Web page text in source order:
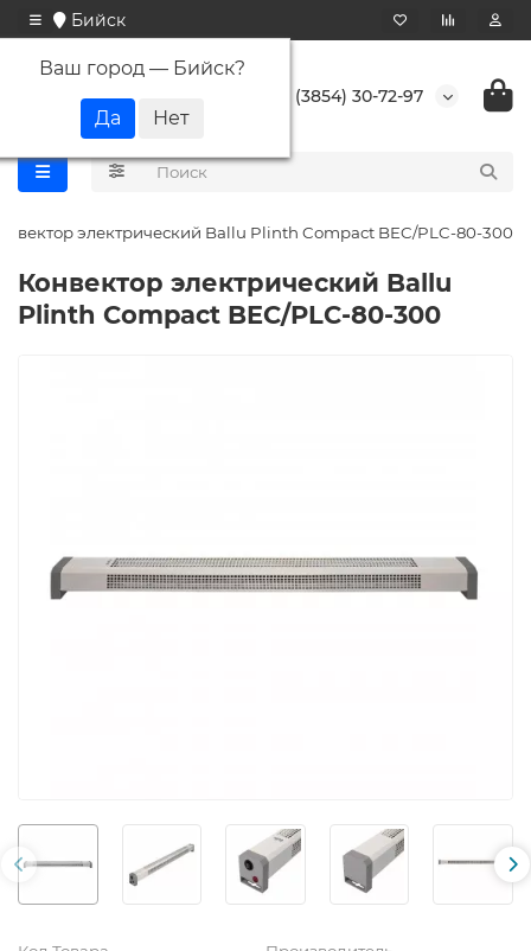
Бийск
Ваш город — Бийск?
+7 (3854) 30-72-97
электрический Ballu Plinth Compact BEC/PLC-80-300
Конвектор электрический Ballu
Plinth Compact BEC/PLC-80-300